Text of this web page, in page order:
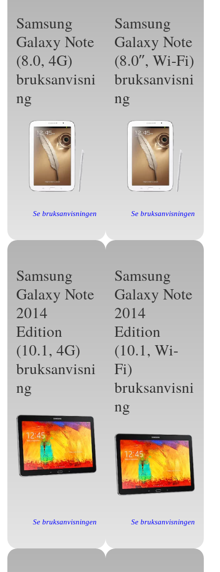
Samsung
Galaxy Note
(8.0, 4G)
bruksanvisni
ng
Se bruksanvisningen
Samsung
Galaxy Note
(8.0″, Wi-Fi)
bruksanvisni
ng
Se bruksanvisningen
Samsung
Galaxy Note
2014
Edition
(10.1, 4G)
bruksanvisni
ng
Se bruksanvisningen
Samsung
Galaxy Note
2014
Edition
(10.1, Wi-
Fi)
bruksanvisni
ng
Se bruksanvisningen